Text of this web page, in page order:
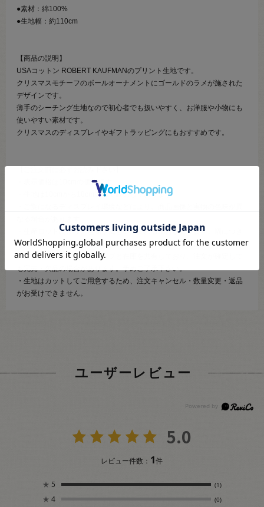
●素材：綿100%
●生地幅：約110cm
【商品の説明】
USAコットン ROBERT KAUFMANのプリント生地です。
クリスマスモチーフのボールオーナメントにゴールドのラメが施された
デザインです。
薄手のシーチング生地なので初心者でも扱いやすく、お洋服や小物にも
使いやすい素材です。
クリスマスのディスプレイやギフトラッピングにもおすすめです。
・表示価格は10cmの価格です。
・生地は10cmから10cm単位で販売しております。
・生産ロットにより、色味や風合いが変わる場合があります。幅につき
ましても若干差が生じる場合があります。予めご了承くださいませ。
・当社の他オンラインショップと在庫を共有しており、注文が確定して
も完売・欠品の場合があります。予めご了承下さい。
・生地はカットしてご用意するため、注文キャンセル・数量変更・返品
がお受けできません。
ユーザーレビュー
5.0
レビュー件数： 1件
★ 5 (1)
★ 4 (0)